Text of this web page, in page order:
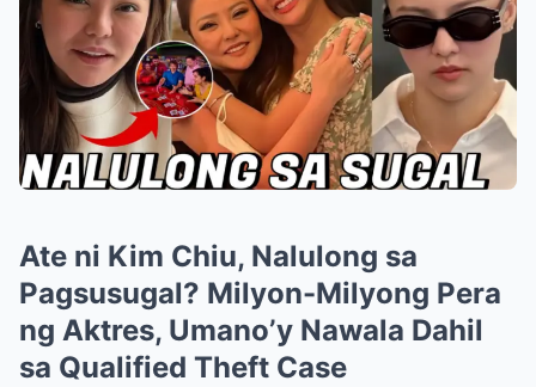
Ate ni Kim Chiu, Nalulong sa
Pagsusugal? Milyon-Milyong Pera
ng Aktres, Umano’y Nawala Dahil
sa Qualified Theft Case